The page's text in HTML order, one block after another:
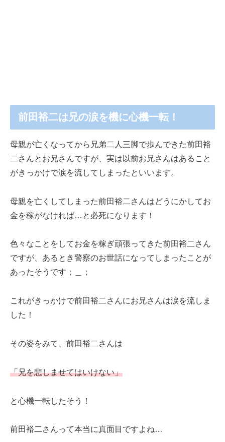
前田裕二は兄の涙を機に心機一転！
母親が亡くなってから兄弟二人三脚で歩んできた前田裕
二さんとお兄さんですが、実は以前お兄さんはあること
がきっかけで涙を流してしまったといいます。
母親を亡くしてしまった前田裕二さんはどうにかしてお
金を稼がなければ…と必死になります！
色々なことをしてお金を稼ぎ頑張ってきた前田裕二さん
ですが、あるとき警察のお世話になってしまったことが
あったそうです；＿；
これがきっかけで前田裕二さんにお兄さんは涙を流しま
した！
その姿をみて、前田裕二さんは
「兄を悲しませてはいけない」
と心機一転したそう！
前田裕二さんって本当に真面目ですよね…